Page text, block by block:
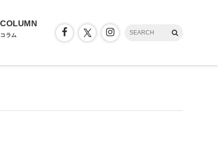
COLUMN
コラム